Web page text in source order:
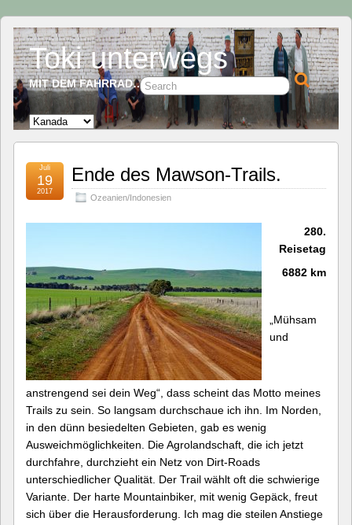
Toki unterwegs
MIT DEM FAHRRAD…
Ende des Mawson-Trails.
Ozeanien/Indonesien
Juli
19
2017
280.
Reisetag
6882 km
„Mühsam
und
anstrengend sei dein Weg“, dass scheint das Motto meines
Trails zu sein. So langsam durchschaue ich ihn. Im Norden,
in den dünn besiedelten Gebieten, gab es wenig
Ausweichmöglichkeiten. Die Agrolandschaft, die ich jetzt
durchfahre, durchzieht ein Netz von Dirt-Roads
unterschiedlicher Qualität. Der Trail wählt oft die schwierige
Variante. Der harte Mountainbiker, mit wenig Gepäck, freut
sich über die Herausforderung. Ich mag die steilen Anstiege